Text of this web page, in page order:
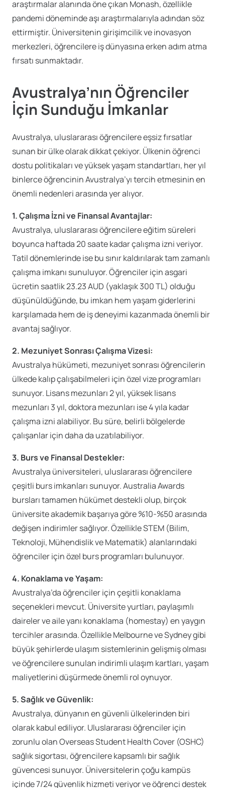
araştırmalar alanında öne çıkan Monash, özellikle
pandemi döneminde aşı araştırmalarıyla adından söz
ettirmiştir. Üniversitenin girişimcilik ve inovasyon
merkezleri, öğrencilere iş dünyasına erken adım atma
fırsatı sunmaktadır.
Avustralya’nın Öğrenciler
İçin Sunduğu İmkanlar
Avustralya, uluslararası öğrencilere eşsiz fırsatlar
sunan bir ülke olarak dikkat çekiyor. Ülkenin öğrenci
dostu politikaları ve yüksek yaşam standartları, her yıl
binlerce öğrencinin Avustralya’yı tercih etmesinin en
önemli nedenleri arasında yer alıyor.
1. Çalışma İzni ve Finansal Avantajlar:
Avustralya, uluslararası öğrencilere eğitim süreleri
boyunca haftada 20 saate kadar çalışma izni veriyor.
Tatil dönemlerinde ise bu sınır kaldırılarak tam zamanlı
çalışma imkanı sunuluyor. Öğrenciler için asgari
ücretin saatlik 23.23 AUD (yaklaşık 300 TL) olduğu
düşünüldüğünde, bu imkan hem yaşam giderlerini
karşılamada hem de iş deneyimi kazanmada önemli bir
avantaj sağlıyor.
2. Mezuniyet Sonrası Çalışma Vizesi:
Avustralya hükümeti, mezuniyet sonrası öğrencilerin
ülkede kalıp çalışabilmeleri için özel vize programları
sunuyor. Lisans mezunları 2 yıl, yüksek lisans
mezunları 3 yıl, doktora mezunları ise 4 yıla kadar
çalışma izni alabiliyor. Bu süre, belirli bölgelerde
çalışanlar için daha da uzatılabiliyor.
3. Burs ve Finansal Destekler:
Avustralya üniversiteleri, uluslararası öğrencilere
çeşitli burs imkanları sunuyor. Australia Awards
bursları tamamen hükümet destekli olup, birçok
üniversite akademik başarıya göre %10-%50 arasında
değişen indirimler sağlıyor. Özellikle STEM (Bilim,
Teknoloji, Mühendislik ve Matematik) alanlarındaki
öğrenciler için özel burs programları bulunuyor.
4. Konaklama ve Yaşam:
Avustralya’da öğrenciler için çeşitli konaklama
seçenekleri mevcut. Üniversite yurtları, paylaşımlı
daireler ve aile yanı konaklama (homestay) en yaygın
tercihler arasında. Özellikle Melbourne ve Sydney gibi
büyük şehirlerde ulaşım sistemlerinin gelişmiş olması
ve öğrencilere sunulan indirimli ulaşım kartları, yaşam
maliyetlerini düşürmede önemli rol oynuyor.
5. Sağlık ve Güvenlik:
Avustralya, dünyanın en güvenli ülkelerinden biri
olarak kabul ediliyor. Uluslararası öğrenciler için
zorunlu olan Overseas Student Health Cover (OSHC)
sağlık sigortası, öğrencilere kapsamlı bir sağlık
güvencesi sunuyor. Üniversitelerin çoğu kampüs
içinde 7/24 güvenlik hizmeti veriyor ve öğrenci destek